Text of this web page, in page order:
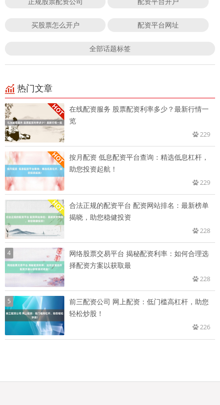
买股票怎么开户 配资平台网址
全部话题标签
热门文章
在线配资服务 股票配资利率多少？最新行情一
览
229
按月配资 低息配资平台查询：精选低息杠杆，
助您投资起航！
229
合法正规的配资平台 配资网站排名：最新榜单
揭晓，助您稳健投资
228
4
网络股票交易平台 揭秘配资利率：如何合理选
择配资方案以获取最
228
5
前三配资公司 网上配资：低门槛高杠杆，助您
轻松炒股！
226